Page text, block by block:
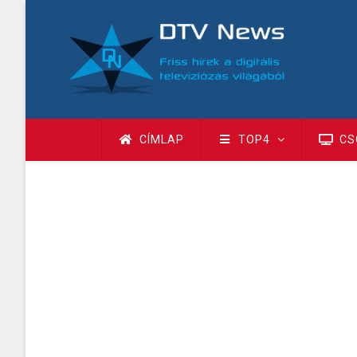
tartalomra
Fő
navigáció
CÍMLAP TOP4